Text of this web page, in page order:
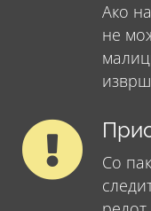
Ако
не
Со